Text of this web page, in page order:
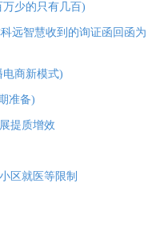
少的只有几百)
远智慧收到的询证函回函为
商新模式)
准备)
提质增效
区就医等限制